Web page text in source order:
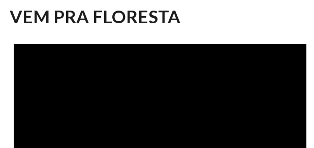
VEM PRA FLORESTA